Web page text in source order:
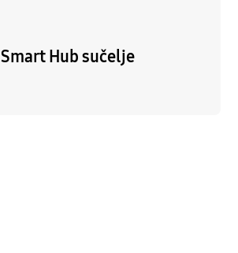
Smart Hub sučelje